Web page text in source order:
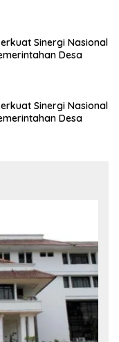
Sinergi Nasional
Desa
Sinergi Nasional
Desa